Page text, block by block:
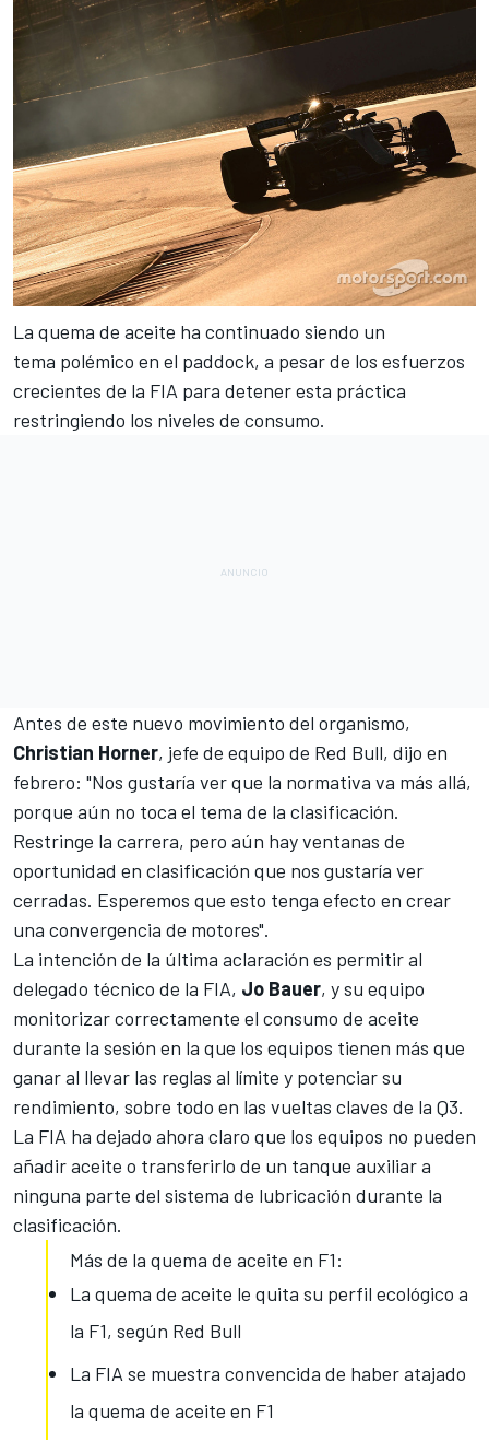
La quema de aceite ha continuado siendo un
tema polémico en el paddock, a pesar de los esfuerzos
crecientes de la FIA para detener esta práctica
restringiendo los niveles de consumo.
Antes de este nuevo movimiento del organismo,
Christian Horner, jefe de equipo de Red Bull, dijo en
febrero: "Nos gustaría ver que la normativa va más allá,
porque aún no toca el tema de la clasificación.
Restringe la carrera, pero aún hay ventanas de
oportunidad en clasificación que nos gustaría ver
cerradas. Esperemos que esto tenga efecto en crear
una convergencia de motores".
La intención de la última aclaración es permitir al
delegado técnico de la FIA, Jo Bauer, y su equipo
monitorizar correctamente el consumo de aceite
durante la sesión en la que los equipos tienen más que
ganar al llevar las reglas al límite y potenciar su
rendimiento, sobre todo en las vueltas claves de la Q3.
La FIA ha dejado ahora claro que los equipos no pueden
añadir aceite o transferirlo de un tanque auxiliar a
ninguna parte del sistema de lubricación durante la
clasificación.
Más de la quema de aceite en F1:
La quema de aceite le quita su perfil ecológico a
la F1, según Red Bull
La FIA se muestra convencida de haber atajado
la quema de aceite en F1